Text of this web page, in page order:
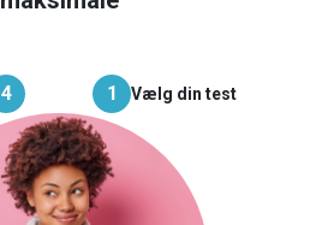
4 1 Vælg din test